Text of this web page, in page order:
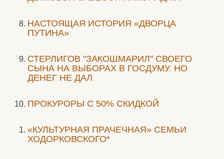
НАСТОЯЩАЯ ИСТОРИЯ «ДВОРЦА
ПУТИНА»
СТЕРЛИГОВ "ЗАКОШМАРИЛ" СВОЕГО
СЫНА НА ВЫБОРАХ В ГОСДУМУ. НО
ДЕНЕГ НЕ ДАЛ
ПРОКУРОРЫ С 50% СКИДКОЙ
«КУЛЬТУРНАЯ ПРАЧЕЧНАЯ» СЕМЬИ
ХОДОРКОВСКОГО*